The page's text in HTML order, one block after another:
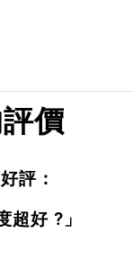
價
評：
超好 ?」